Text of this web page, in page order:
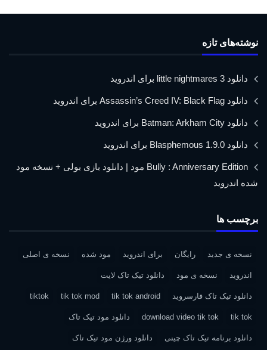
نوشته‌های تازه
دانلود little nightmares 3 برای اندروید
دانلود Assassin’s Creed IV: Black Flag برای اندروید
دانلود Batman: Arkham City برای اندروید
دانلود Blasphemous 1.9.0 برای اندروید
Bully : Anniversary Edition مود | دانلود بازی بولی + نسخه مود
شده اندروید
برچسب ها
نسخه ی جدید رایگان برای اندروید مود شده نسخه ی اصلی
اندروید نسخه ی مود دانلود تیک تاک لایت
دانلود تیک تاک فارسروید tik tok android
tik tok mod
tiktok
tik tok
download video tik tok دانلود مود تیک تاک
دانلود برنامه تیک تاک چینی دانلود ورژن مود تیک تاک